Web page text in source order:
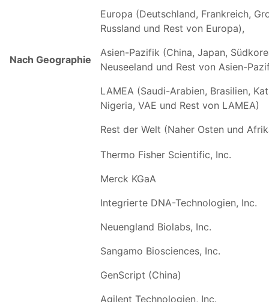
Nach Geographie
Europa (Deutschland, Frankreich,
Russland und Rest von Europa),
Asien-Pazifik (China, Japan,
Neuseeland und Rest von Asien-
LAMEA (Saudi-Arabien, Brasilien,
Nigeria, VAE und Rest von LAMEA)
Rest der Welt (Naher Osten und
Thermo Fisher Scientific, Inc.
Merck KGaA
Integrierte DNA-Technologien, Inc.
Neuengland Biolabs, Inc.
Sangamo Biosciences, Inc.
GenScript (China)
Agilent Technologien, Inc.